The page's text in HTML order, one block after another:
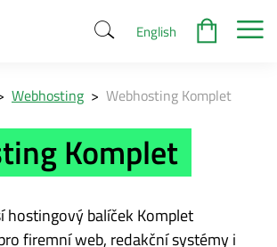
English
Webhosting > Webhosting Komplet
Komplet
hostingový balíček Komplet
firemní web, redakční systémy i